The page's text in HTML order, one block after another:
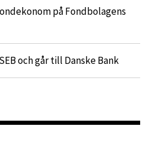
på Fondbolagens
och går till Danske Bank